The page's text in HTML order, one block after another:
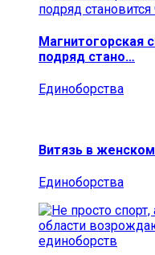
Магнитогорская
подряд стано…
Единоборства
Витязь в
Единоборства